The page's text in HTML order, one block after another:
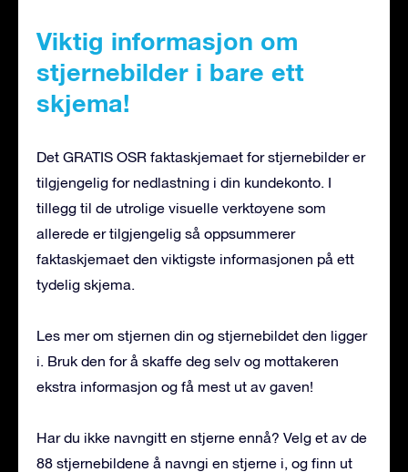
Viktig informasjon om
stjernebilder i bare ett
skjema!
Det GRATIS OSR faktaskjemaet for stjernebilder er
tilgjengelig for nedlastning i din kundekonto. I
tillegg til de utrolige visuelle verktøyene som
allerede er tilgjengelig så oppsummerer
faktaskjemaet den viktigste informasjonen på ett
tydelig skjema.
Les mer om stjernen din og stjernebildet den ligger
i. Bruk den for å skaffe deg selv og mottakeren
ekstra informasjon og få mest ut av gaven!
Har du ikke navngitt en stjerne ennå? Velg et av de
88 stjernebildene å navngi en stjerne i, og finn ut